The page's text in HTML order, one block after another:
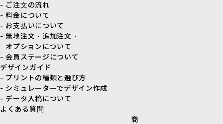
- ご注文の流れ
- 料金について
- お支払いについて
- 無地注文・追加注文・
オプションについて
- 会員ステージについて
デザインガイド
- プリントの種類と選び方
- シミュレーターでデザイン作成
- データ入稿について
よくある質問
商